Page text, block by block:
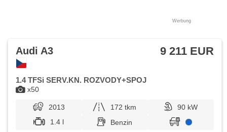
Werbung
x50
Audi A3 9 211 EUR
1.4 TFSi SERV.KN. ROZVODY+SPOJ
2013 172 tkm
90 kW
1.4 l
Benzin